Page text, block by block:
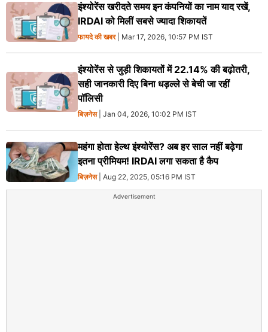
इंश्योरेंस खरीदते समय इन कंपनियों का नाम याद रखें,
IRDAI को मिलीं सबसे ज्यादा शिकायतें
फायदे की खबर| Mar 17, 2026, 10:57 PM IST
इंश्योरेंस से जुड़ी शिकायतों में 22.14% की बढ़ोतरी,
सही जानकारी दिए बिना धड़ल्ले से बेची जा रहीं
पॉलिसी
बिज़नेस| Jan 04, 2026, 10:02 PM IST
महंगा होता हेल्थ इंश्योरेंस? अब हर साल नहीं बढ़ेगा
इतना प्रीमियम! IRDAI लगा सकता है कैप
बिज़नेस| Aug 22, 2025, 05:16 PM IST
Advertisement